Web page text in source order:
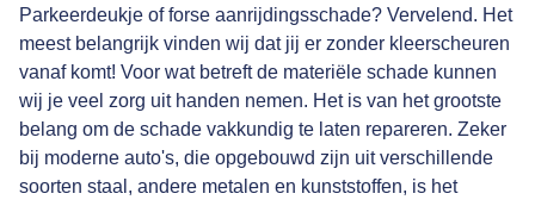
Parkeerdeukje of forse aanrijdingsschade? Vervelend. Het
meest belangrijk vinden wij dat jij er zonder kleerscheuren
vanaf komt! Voor wat betreft de materiële schade kunnen
wij je veel zorg uit handen nemen. Het is van het grootste
belang om de schade vakkundig te laten repareren. Zeker
bij moderne auto's, die opgebouwd zijn uit verschillende
soorten staal, andere metalen en kunststoffen, is het